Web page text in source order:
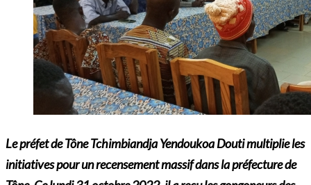
Le préfet de Tône Tchimbiandja Yendoukoa Douti multiplie les
initiatives pour un recensement massif dans la préfecture de